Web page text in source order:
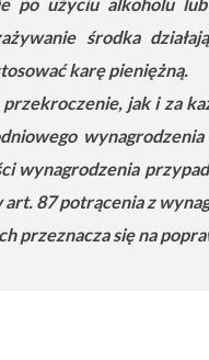
po użyciu alkoholu
środka
karę pieniężną.
przekroczenie, jak i za
wynagrodzenia
87 potrącenia z
przeznacza się na